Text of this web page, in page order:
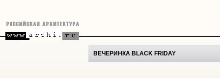
ВЕЧЕРИНКА BLACK FRIDAY